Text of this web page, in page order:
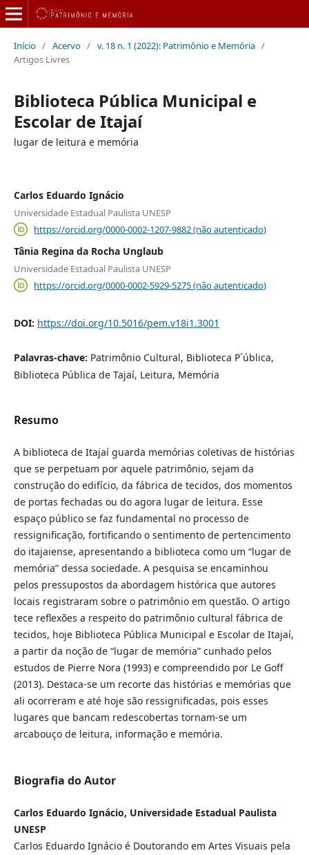
Início / Acervo / v. 18 n. 1 (2022): Patrimônio e Memória /
Artigos Livres
Biblioteca Pública Municipal e
Escolar de Itajaí
lugar de leitura e memória
Carlos Eduardo Ignácio
Universidade Estadual Paulista UNESP
https://orcid.org/0000-0002-1207-9882 (não autenticado)
Tânia Regina da Rocha Unglaub
Universidade Estadual Paulista UNESP
https://orcid.org/0000-0002-5929-5275 (não autenticado)
DOI: https://doi.org/10.5016/pem.v18i1.3001
Palavras-chave: Patrimônio Cultural, Biblioteca P´ública,
Biblioteca Pública de Tajaí, Leitura, Memória
Resumo
A biblioteca de Itajaí guarda memórias coletivas de histórias
que se perpetuam por aquele patrimônio, sejam da
construção do edifício, da fábrica de tecidos, dos momentos
de portas fechadas ou do agora lugar de leitura. Esse
espaço público se faz fundamental no processo de
ressignificação, fortificando o sentimento de pertencimento
do itajaiense, apresentando a biblioteca como um “lugar de
memória” dessa sociedade. A pesquisa se encaminhou
pelos pressupostos da abordagem histórica que autores
locais registraram sobre o patrimônio em questão. O artigo
tece reflexões a respeito do patrimônio cultural fábrica de
tecidos, hoje Biblioteca Pública Municipal e Escolar de Itajaí,
a partir da noção de “lugar de memória” cunhado pelos
estudos de Pierre Nora (1993) e compreendido por Le Goff
(2013). Destaca-se um recorte das histórias e memórias que
ali ocorreram e até hoje são ressignificadas, pois esses
lugares que bancam redescobertas tornam-se um
arcabouço de leitura, informação e memória.
Biografia do Autor
Carlos Eduardo Ignácio, Universidade Estadual Paulista
UNESP
Carlos Eduardo Ignácio é Doutorando em Artes Visuais pela